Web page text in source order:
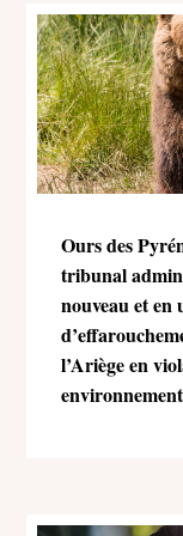
Ours des
tribunal
nouveau et en
l’Ariège en